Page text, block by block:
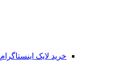
خرید لایک اینستاگرام